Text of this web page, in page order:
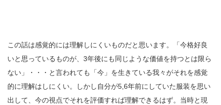
この話は感覚的には理解しにくいものだと思います。「今格好良
いと思っているものが、3年後にも同じような価値を持つとは限ら
ない」・・・と言われても「今」を生きている我々がそれを感覚
的に理解はしにくい。しかし自分が5,6年前にしていた服装を思い
出して、今の視点でそれを評価すれば理解できるはず。当時と現